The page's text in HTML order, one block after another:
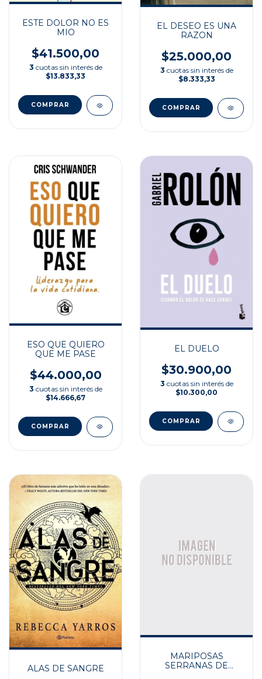
ESTE DOLOR NO ES
MIO
$41.500,00
3 cuotas sin interés de
$13.833,33
EL DESEO ES UNA
RAZON
$25.000,00
3 cuotas sin interés de
$8.333,33
ESO QUE QUIERO
QUE ME PASE
$44.000,00
3 cuotas sin interés de
$14.666,67
EL DUELO
$30.900,00
3 cuotas sin interés de
$10.300,00
ALAS DE SANGRE
MARIPOSAS
SERRANAS DE